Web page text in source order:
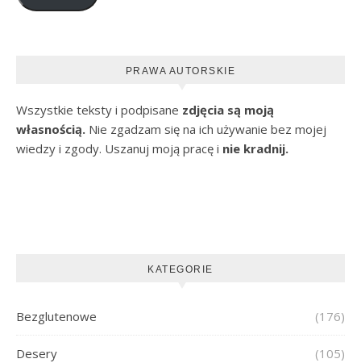
PRAWA AUTORSKIE
Wszystkie teksty i podpisane zdjęcia są moją
własnością. Nie zgadzam się na ich używanie bez mojej
wiedzy i zgody. Uszanuj moją pracę i nie kradnij.
KATEGORIE
Bezglutenowe (176)
Desery (105)